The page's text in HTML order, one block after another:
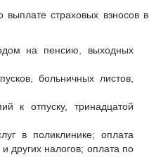
страховых взносов в
на пенсию, выходных
больничных листов,
к отпуску, тринадцатой
в поликлинике; оплата
других налогов; оплата по